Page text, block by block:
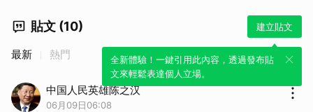
貼文 (10) 建立貼文
全新體驗！一鍵引用此內容，透過發布貼
文來輕鬆表達個人立場。
最新 熱門
中国人民英雄陈之汉
06月09日06:08